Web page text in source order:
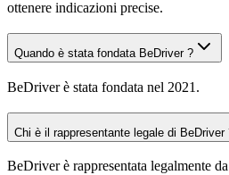
ottenere indicazioni precise.
Quando è stata fondata BeDriver ?
BeDriver è stata fondata nel 2021.
Chi è il rappresentante legale di BeDriver
BeDriver è rappresentata legalmente